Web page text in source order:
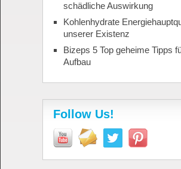
schädliche Auswirkung
Kohlenhydrate
unserer Existenz
Bizeps 5 Top geheime Tipps
Aufbau
Follow Us!